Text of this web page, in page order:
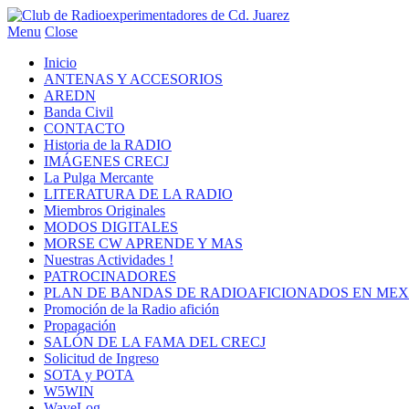
Menu Close
Inicio
ANTENAS Y ACCESORIOS
AREDN
Banda Civil
CONTACTO
Historia de la RADIO
IMÁGENES CRECJ
La Pulga Mercante
LITERATURA DE LA RADIO
Miembros Originales
MODOS DIGITALES
MORSE CW APRENDE Y MAS
Nuestras Actividades !
PATROCINADORES
PLAN DE BANDAS DE RADIOAFICIONADOS EN
Promoción de la Radio afición
Propagación
SALÓN DE LA FAMA DEL CRECJ
Solicitud de Ingreso
SOTA y POTA
W5WIN